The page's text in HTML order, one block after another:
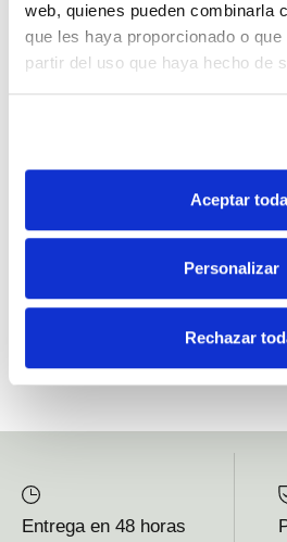
web, quienes pueden combinarla
que les haya proporcionado o
partir del uso que haya hecho de
Aceptar
Personalizar
Rechazar
Si, he leído y acepto la política de
fines comerciales, legitimación:
mensajería online, derechos: Acceder,
otros derechos, como se explica en la
Entrega en 48 horas